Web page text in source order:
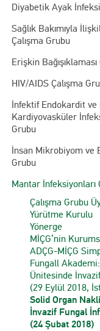
Diyabetik Ayak
Sağlık Bakımıyla
Çalışma Grubu
Erişkin
HIV/AIDS Çalışma
İnfektif Endokardit ve
Kardiyovasküler
Grubu
İnsan Mikrobiyom ve
Grubu
Mantar İnfeksiyonları
Çalışma Grubu
Yürütme Kurulu
Yönerge
MİÇG’nin
ADÇG-MİÇG
Fungall
Ünitesinde
(29 Eylül 2018,
Solid Organ
İnvazif Fungal
(24 Şubat 2018)